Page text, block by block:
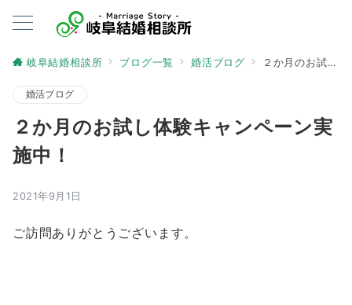
岐阜結婚相談所 ブログ一覧 婚活ブログ ２か月のお試し体験キャンペーン実施中！
婚活ブログ
２か月のお試し体験キャンペーン実
施中！
2021年9月1日
ご訪問ありがとうございます。